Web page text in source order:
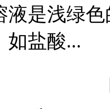
液是浅绿
如盐酸...